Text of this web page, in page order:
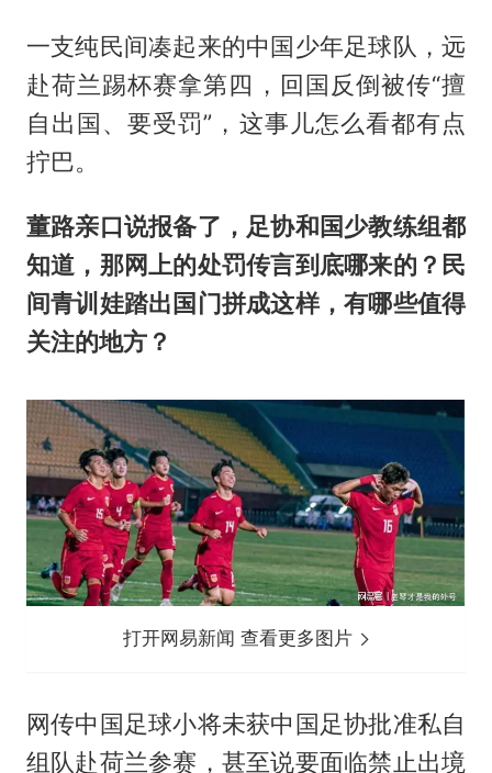
一支纯民间凑起来的中国少年足球队，远
赴荷兰踢杯赛拿第四，回国反倒被传“擅
自出国、要受罚”，这事儿怎么看都有点
拧巴。
董路亲口说报备了，足协和国少教练组都
知道，那网上的处罚传言到底哪来的？民
间青训娃踏出国门拼成这样，有哪些值得
关注的地方？
打开网易新闻 查看更多图片
网传中国足球小将未获中国足协批准私自
组队赴荷兰参赛，甚至说要面临禁止出境